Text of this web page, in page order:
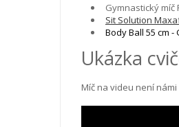
Gymnastický míč
Sit Solution
Body Ball 55 cm -
Ukázka
Míč na videu není